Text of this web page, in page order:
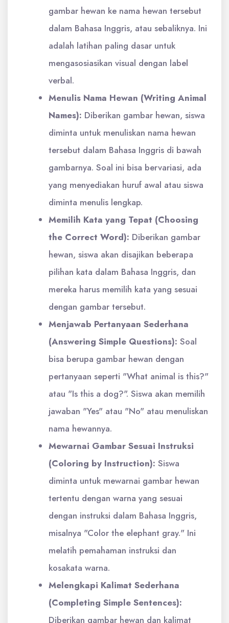
gambar hewan ke nama hewan tersebut
dalam Bahasa Inggris, atau sebaliknya. Ini
adalah latihan paling dasar untuk
mengasosiasikan visual dengan label
verbal.
Menulis Nama Hewan (Writing Animal
Names): Diberikan gambar hewan, siswa
diminta untuk menuliskan nama hewan
tersebut dalam Bahasa Inggris di bawah
gambarnya. Soal ini bisa bervariasi, ada
yang menyediakan huruf awal atau siswa
diminta menulis lengkap.
Memilih Kata yang Tepat (Choosing
the Correct Word): Diberikan gambar
hewan, siswa akan disajikan beberapa
pilihan kata dalam Bahasa Inggris, dan
mereka harus memilih kata yang sesuai
dengan gambar tersebut.
Menjawab Pertanyaan Sederhana
(Answering Simple Questions): Soal
bisa berupa gambar hewan dengan
pertanyaan seperti "What animal is this?"
atau "Is this a dog?". Siswa akan memilih
jawaban "Yes" atau "No" atau menuliskan
nama hewannya.
Mewarnai Gambar Sesuai Instruksi
(Coloring by Instruction): Siswa
diminta untuk mewarnai gambar hewan
tertentu dengan warna yang sesuai
dengan instruksi dalam Bahasa Inggris,
misalnya "Color the elephant gray." Ini
melatih pemahaman instruksi dan
kosakata warna.
Melengkapi Kalimat Sederhana
(Completing Simple Sentences):
Diberikan gambar hewan dan kalimat